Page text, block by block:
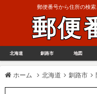
郵便番号から住所の検
郵便
北海道 釧路市 地図
ホーム 北海道 釧路市